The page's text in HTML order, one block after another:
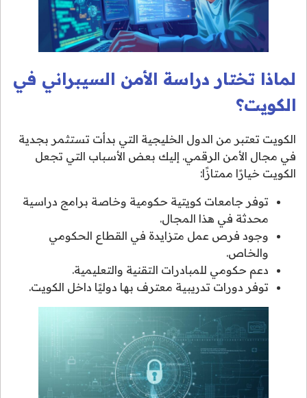
لماذا تختار دراسة الأمن السيبراني في
الكويت؟
الكويت تعتبر من الدول الخليجية التي بدأت تستثمر بجدية
في مجال الأمن الرقمي. إليك بعض الأسباب التي تجعل
الكويت خيارًا ممتازًا:
توفر جامعات كويتية حكومية وخاصة برامج دراسية
محدثة في هذا المجال.
وجود فرص عمل متزايدة في القطاع الحكومي
والخاص.
دعم حكومي للمبادرات التقنية والتعليمية.
توفر دورات تدريبية معترف بها دوليًا داخل الكويت.